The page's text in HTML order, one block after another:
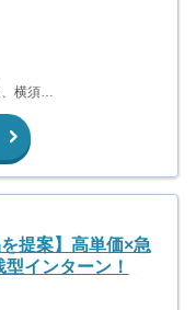
品川駅から徒歩3分（山手線、京浜東北線、横須賀線、上野東京ライン、ほか） 上大岡駅～都内の送迎なので、横浜付近在住が望ましいです。
提案】高単価×急
インターン！